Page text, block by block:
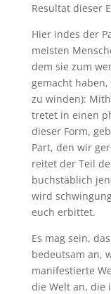
Resultat dieser
Hier indes der
meisten
dem sie zum
gemacht
zu winden):
tretet in einen
dieser Form,
Part, den wir
reitet der Teil
buchstäblich
wird
euch erbittet.
Es mag sein,
bedeutsam an,
manifestierte
die Welt an, die